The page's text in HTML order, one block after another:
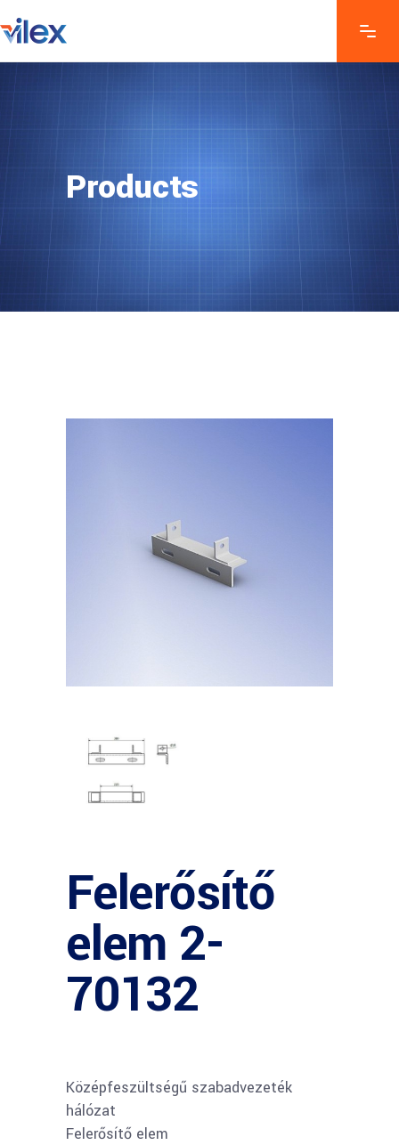
Products
Felerősítő
elem 2-
70132
Középfeszültségű szabadvezeték
hálózat
Felerősítő elem